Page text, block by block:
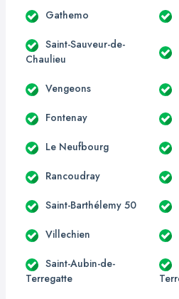
Gathemo
Saint-Sauveur-de-
Chaulieu
Vengeons
Fontenay
Le Neufbourg
Rancoudray
Saint-Barthélemy 50
Villechien
Saint-Aubin-de-
Terregatte